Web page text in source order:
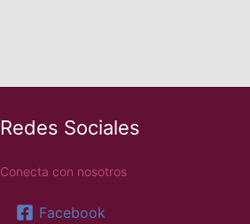
Redes Sociales
Conecta con nosotros
Facebook